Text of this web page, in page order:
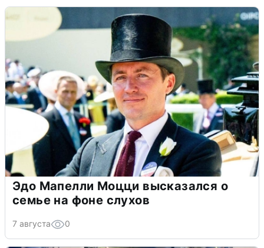
Эдо Мапелли Моцци высказался о
семье на фоне слухов
7 августа 0